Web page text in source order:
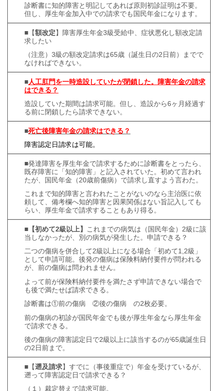
診断書に知的障害と明記してあれば原則初診証明は不要。
但し、厚生年金加入中での請求でも国民年金になります。
■【額改定】障害厚生年金3級受給中、症状悪化し額改定請
求したい
（注意）3級の額改定請求は65歳（誕生日の2日前）までで
なければできない。
■人工肛門を一時造設していたが閉鎖した。障害年金の請求
はできる？
造設していた期間は請求可能。但し、造設から6ヶ月経過す
る前に閉鎖したら請求できない。
■死亡後障害年金の請求はできる？
障害認定日請求は可能。
■発達障害を厚生年金で請求するために診断書をとったら、
既存障害に「知的障害」と記入されていた。初めて言われ
たが、国民年金（20歳前傷病）で請求し直すよう言わた。
これまで知的障害と言われたことがないのなら主治医に依
頼して、備考欄へ知的障害と因果関係はない旨記入しても
らい、厚生年金で請求することもあり得る。
■ 【初めて2級以上】
これまでの病気は（国民年金）2級に該
当しなかったが、別の病気が発生した。申請できる？
二つの傷病を併合して2級以上になる場合「初めて1,2級」
として申請可能。後発の傷病は保険料納付要件が問われる
が、前の傷病は問われません。
よって前が保険料納付要件を満たさず申請できない場合で
も後で満たせば請求できる。
診断書は①前の傷病 ②後の傷病 の2枚必要。
前の傷病の初診が国民年金でも後が厚生年金なら厚生年金
で請求できる。
後の傷病の障害認定日で2級以上に該当するのが65歳誕生日
の2日前まで。
■【遡及請求】すでに（事後重症で）年金を受けているが、
遡って障害認定日で請求できる？
（１）裁定替えで請求可能。